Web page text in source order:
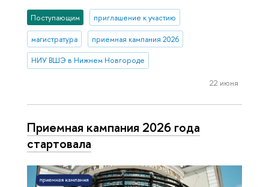
Поступающим приглашение к участию
магистратура приемная кампания 2026
НИУ ВШЭ в Нижнем Новгороде
22 июня
Приемная кампания 2026 года
стартовала